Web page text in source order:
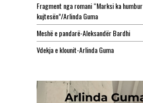
Fragment nga romani “Marksi ka humbur
kujtesën”/Arlinda Guma
Meshë e pandarë-Aleksandër Bardhi
Vdekja e klounit-Arlinda Guma